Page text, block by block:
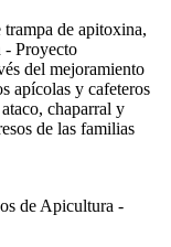
de apitoxina,
- Proyecto
del mejoramiento
apícolas y cafeteros
chaparral y
de las familias
de Apicultura -